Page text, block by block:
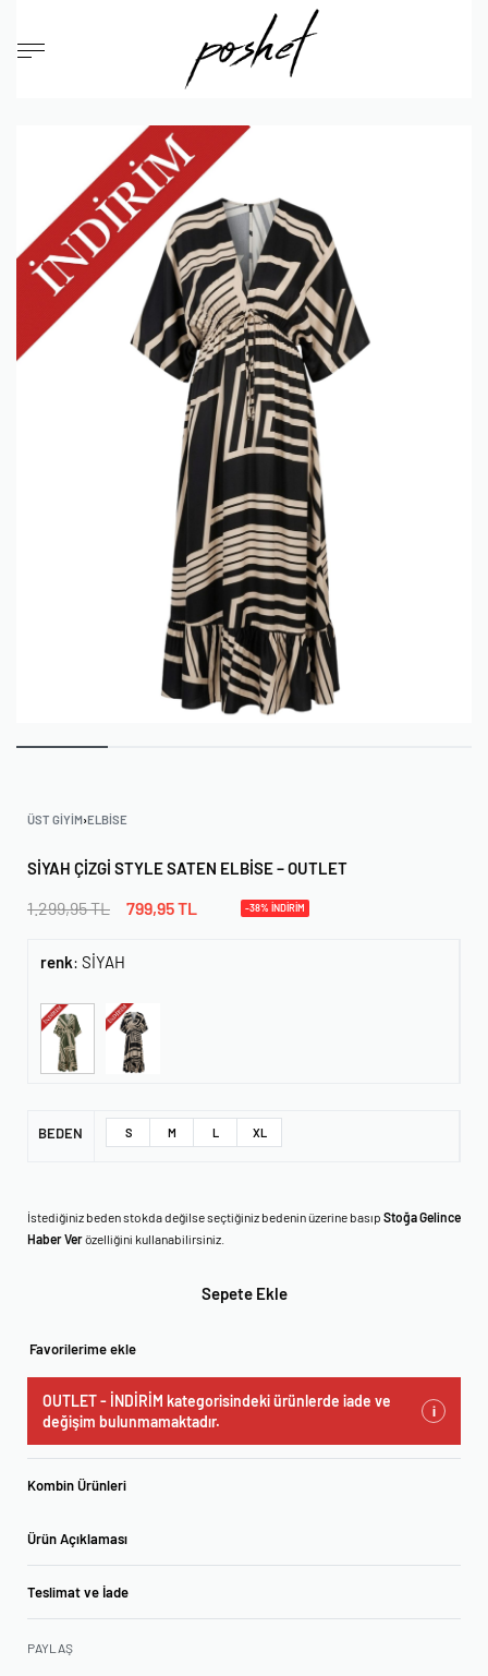
ÜST GIYIM›ELBISE
SIYAH ÇIZGI STYLE SATEN ELBISE – OUTLET
1.299,95TL 799,95TL -38% İNDİRİM
renk: SİYAH
BEDEN S M L XL
İstediğiniz beden stokda değilse seçtiğiniz bedenin üzerine basıp Stoğa Gelince
Haber Verözelliğini kullanabilirsiniz.
Sepete Ekle
Favorilerime ekle
OUTLET - İNDİRİM kategorisindeki ürünlerde iade ve
değişim bulunmamaktadır.
i
Kombin Ürünleri
Ürün Açıklaması
Teslimat ve İade
PAYLAŞ